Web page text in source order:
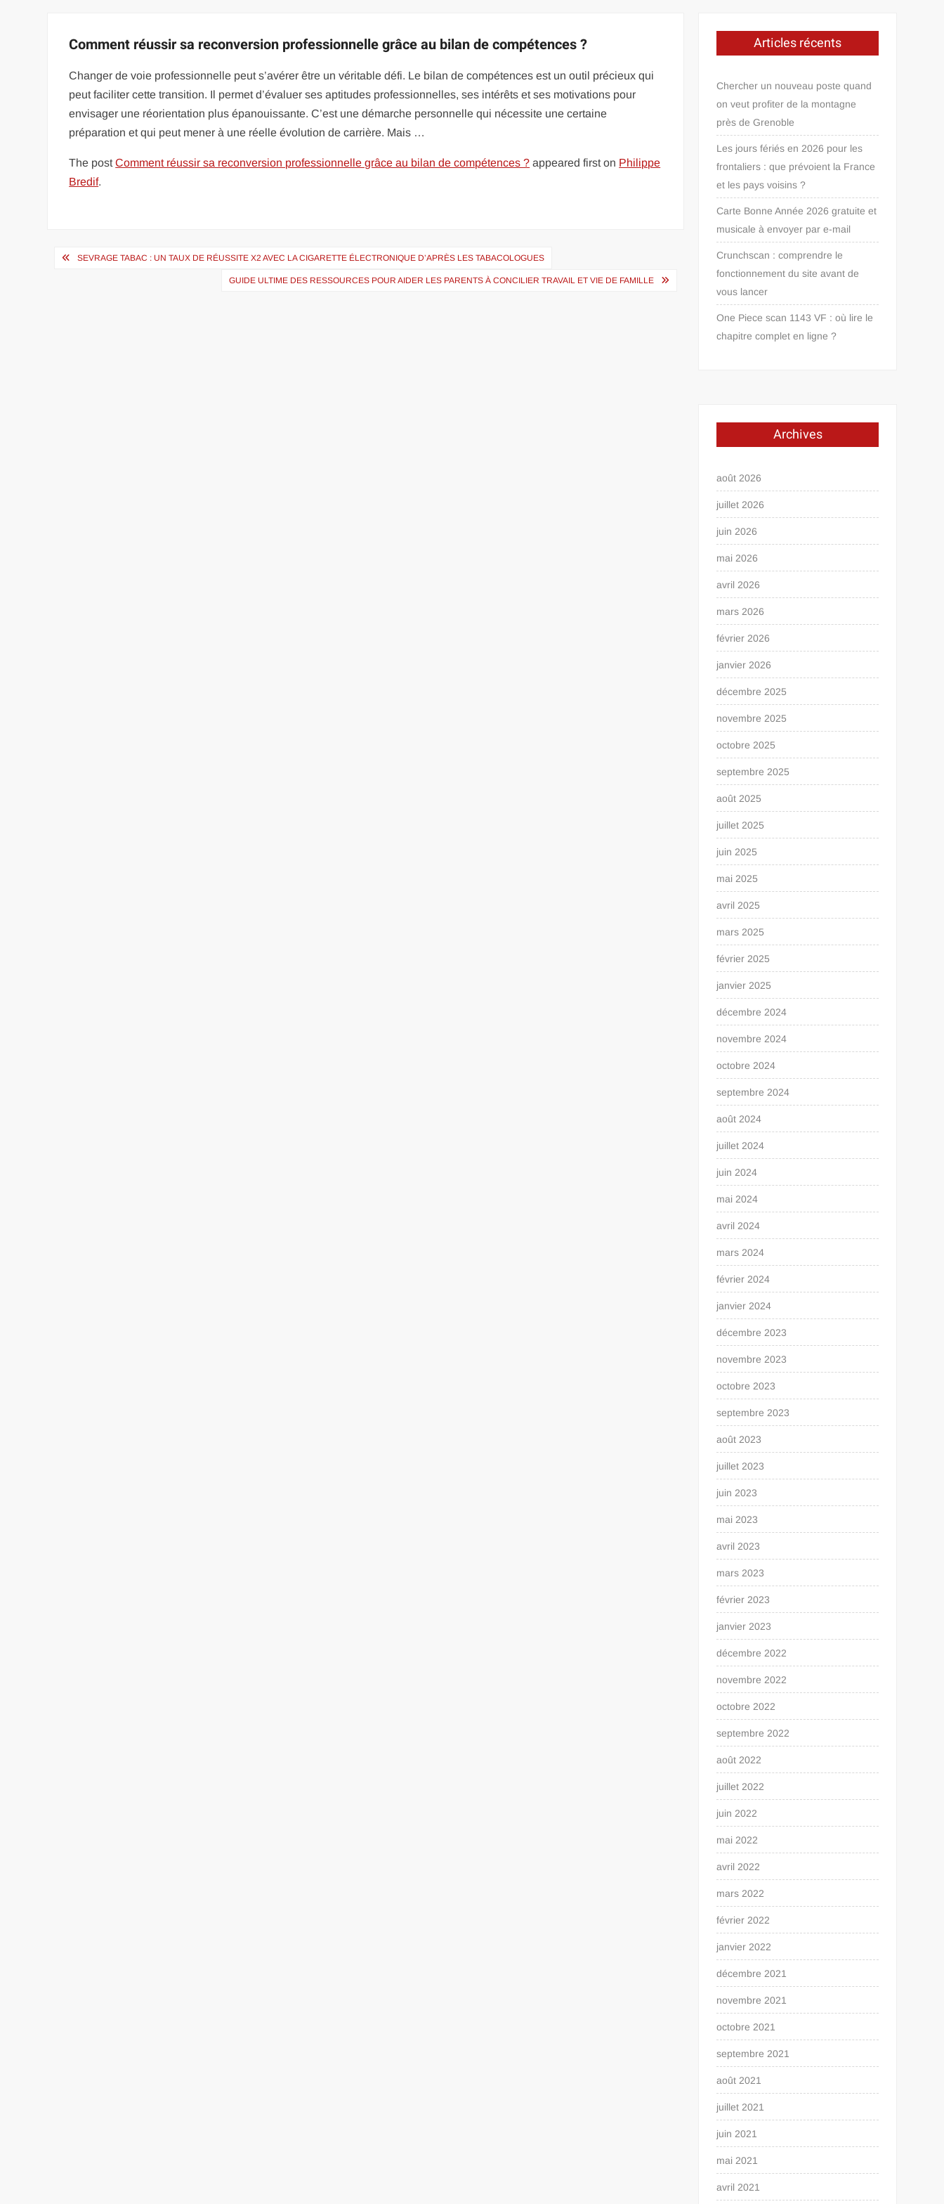
Comment réussir sa reconversion professionnelle grâce au bilan de compétences ?
Changer de voie professionnelle peut s’avérer être un véritable défi. Le bilan de compétences est un outil précieux qui
peut faciliter cette transition. Il permet d’évaluer ses aptitudes professionnelles, ses intérêts et ses motivations pour
envisager une réorientation plus épanouissante. C’est une démarche personnelle qui nécessite une certaine
préparation et qui peut mener à une réelle évolution de carrière. Mais …
The postComment réussir sa reconversion professionnelle grâce au bilan de compétences ? appeared first on Philippe
Bredif.
Navigation
SEVRAGE TABAC : UN TAUX DE RÉUSSITE X2 AVEC LA CIGARETTE ÉLECTRONIQUE D’APRÈS LES TABACOLOGUES
GUIDE ULTIME DES RESSOURCES POUR AIDER LES PARENTS À CONCILIER TRAVAIL ET VIE DE FAMILLE
Articles récents
Chercher un nouveau poste quand
on veut profiter de la montagne
près de Grenoble
Les jours fériés en 2026 pour les
frontaliers : que prévoient la France
et les pays voisins ?
Carte Bonne Année 2026 gratuite et
musicale à envoyer par e-mail
Crunchscan : comprendre le
fonctionnement du site avant de
vous lancer
One Piece scan 1143 VF : où lire le
chapitre complet en ligne ?
Archives
août 2026
juillet 2026
juin 2026
mai 2026
avril 2026
mars 2026
février 2026
janvier 2026
décembre 2025
novembre 2025
octobre 2025
septembre 2025
août 2025
juillet 2025
juin 2025
mai 2025
avril 2025
mars 2025
février 2025
janvier 2025
décembre 2024
novembre 2024
octobre 2024
septembre 2024
août 2024
juillet 2024
juin 2024
mai 2024
avril 2024
mars 2024
février 2024
janvier 2024
décembre 2023
novembre 2023
octobre 2023
septembre 2023
août 2023
juillet 2023
juin 2023
mai 2023
avril 2023
mars 2023
février 2023
janvier 2023
décembre 2022
novembre 2022
octobre 2022
septembre 2022
août 2022
juillet 2022
juin 2022
mai 2022
avril 2022
mars 2022
février 2022
janvier 2022
décembre 2021
novembre 2021
octobre 2021
septembre 2021
août 2021
juillet 2021
juin 2021
mai 2021
avril 2021